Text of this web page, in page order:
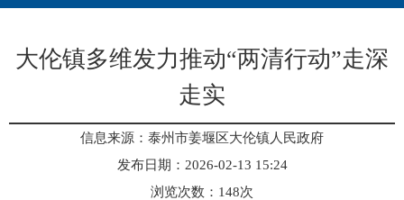
大伦镇多维发力推动“两清行动”走深
走实
信息来源：泰州市姜堰区大伦镇人民政府
发布日期：2026-02-13 15:24
浏览次数： 148次